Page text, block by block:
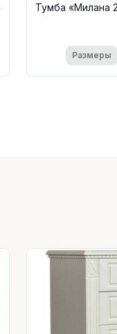
Тумба «Милана
Размеры